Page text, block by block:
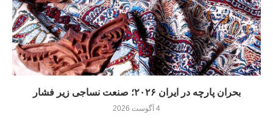
بحران پارچه در ایران ۲۰۲۶؛ صنعت نساجی زیر فشار
4 آگوست 2026